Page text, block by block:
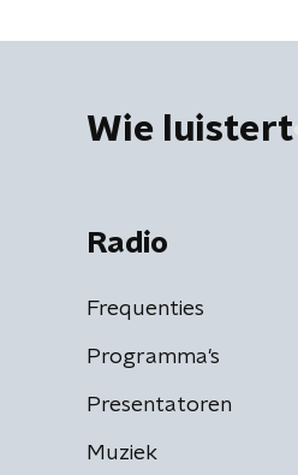
Wie luistert
Radio
Frequenties
Programma's
Presentatoren
Muziek